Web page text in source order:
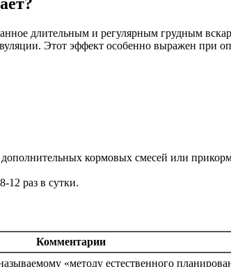
длительным и регулярным грудным
Этот эффект особенно выражен при
дополнительных кормовых смесей или
12 раз в сутки.
Комментарии
«методу естественного